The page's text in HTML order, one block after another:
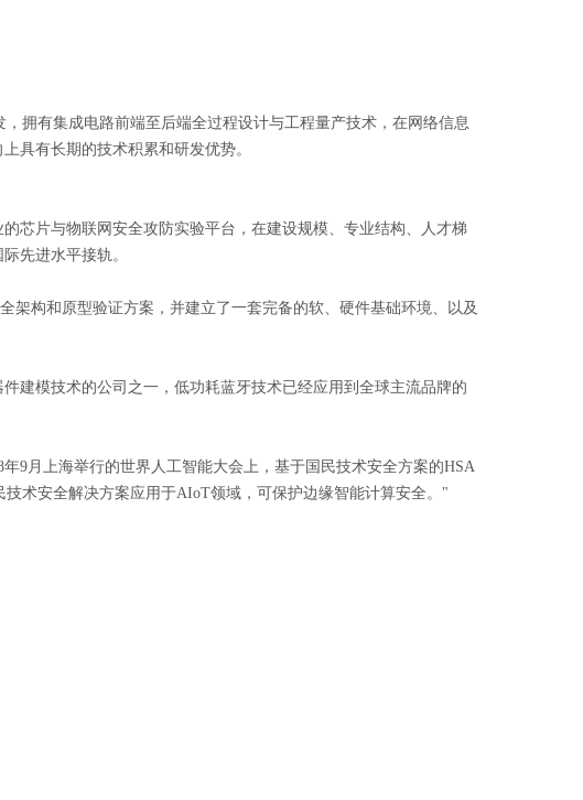
拥有集成电路前端至后端全过程设计与工程量产技术，在网络信息
具有长期的技术积累和研发优势。
芯片与物联网安全攻防实验平台，在建设规模、专业结构、人才梯
先进水平接轨。
架构和原型验证方案，并建立了一套完备的软、硬件基础环境、以及
建模技术的公司之一，低功耗蓝牙技术已经应用到全球主流品牌的
9月上海举行的世界人工智能大会上，基于国民技术安全方案的HSA
术安全解决方案应用于AIoT领域，可保护边缘智能计算安全。"